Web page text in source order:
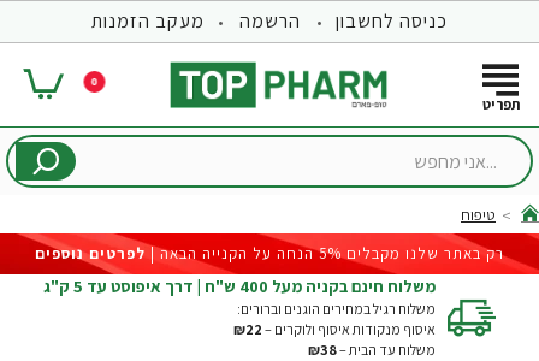
כניסה לחשבון הרשמה מעקב הזמנות
0
...אני
home
טיפוח
רק באתר שלנו מקבלים 5% הנחה על הקנייה הבאה |
לפרטים נוספים
משלוח חינם בקניה מעל 400 ש"ח | דרך איפוסט עד 5 ק"ג
משלוח רגיל במחירים הוגנים וברורים:
איסוף מנקודות איסוף ולוקרים – ₪22
משלוח עד הבית –₪38